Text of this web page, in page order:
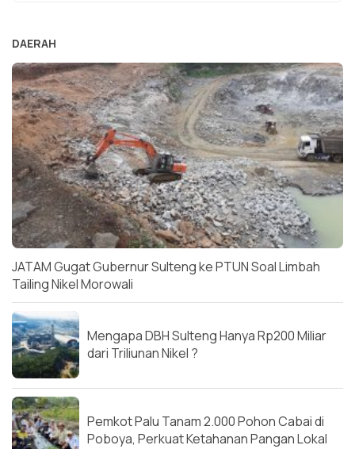
DAERAH
JATAM Gugat Gubernur Sulteng ke PTUN Soal Limbah
Tailing Nikel Morowali
Mengapa DBH Sulteng Hanya Rp200 Miliar
dari Triliunan Nikel ?
Pemkot Palu Tanam 2.000 Pohon Cabai di
Poboya, Perkuat Ketahanan Pangan Lokal